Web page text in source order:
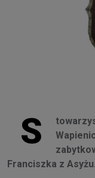
S
Franciszka z Asyżu.